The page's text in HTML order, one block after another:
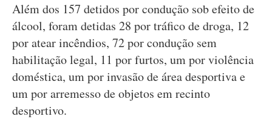
Além dos 157 detidos por condução sob efeito de
álcool, foram detidas 28 por tráfico de droga, 12
por atear incêndios, 72 por condução sem
habilitação legal, 11 por furtos, um por violência
doméstica, um por invasão de área desportiva e
um por arremesso de objetos em recinto
desportivo.